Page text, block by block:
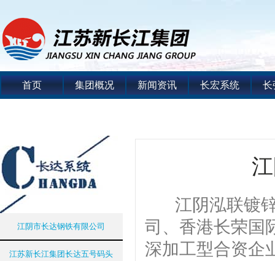
首页 集团概况 新闻资讯 长宏系统 长
江阴市长达钢铁有限公司
江苏新长江集团长达五号码头
江阴泓联镀锌
司、香港长荣国
深加工型合资企